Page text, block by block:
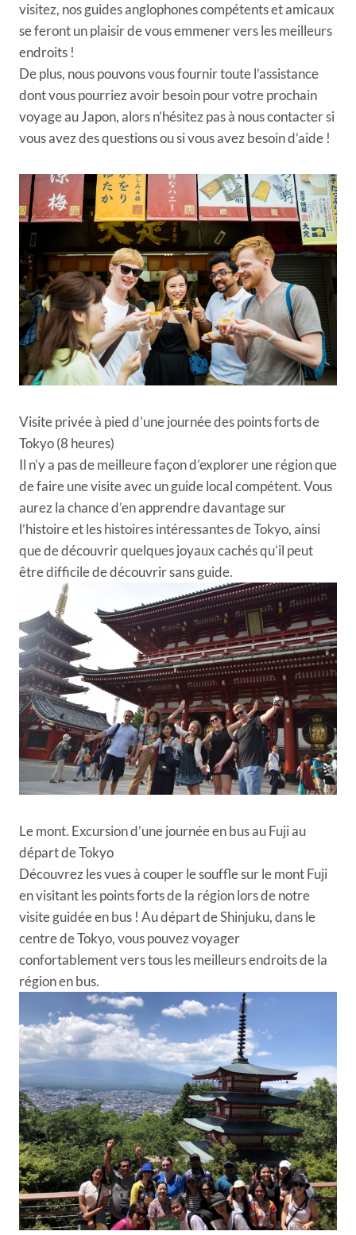
visitez, nos guides anglophones compétents et amicaux
se feront un plaisir de vous emmener vers les meilleurs
endroits !
De plus, nous pouvons vous fournir toute l’assistance
dont vous pourriez avoir besoin pour votre prochain
voyage au Japon, alors n’hésitez pas à nous contacter si
vous avez des questions ou si vous avez besoin d’aide !
Visite privée à pied d’une journée des points forts de
Tokyo (8 heures)
Il n’y a pas de meilleure façon d’explorer une région que
de faire une visite avec un guide local compétent. Vous
aurez la chance d’en apprendre davantage sur
l’histoire et les histoires intéressantes de Tokyo, ainsi
que de découvrir quelques joyaux cachés qu’il peut
être difficile de découvrir sans guide.
Le mont. Excursion d’une journée en bus au Fuji au
départ de Tokyo
Découvrez les vues à couper le souffle sur le mont Fuji
en visitant les points forts de la région lors de notre
visite guidée en bus ! Au départ de Shinjuku, dans le
centre de Tokyo, vous pouvez voyager
confortablement vers tous les meilleurs endroits de la
région en bus.